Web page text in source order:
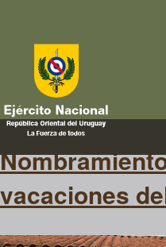
sello postal
vacaciones